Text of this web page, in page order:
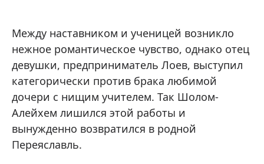
Между наставником и ученицей возникло
нежное романтическое чувство, однако отец
девушки, предприниматель Лоев, выступил
категорически против брака любимой
дочери с нищим учителем. Так Шолом-
Алейхем лишился этой работы и
вынужденно возвратился в родной
Переяславль.